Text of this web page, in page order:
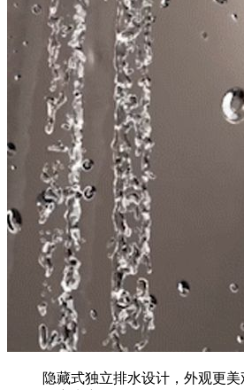
隐藏式独立排水设计，外观更